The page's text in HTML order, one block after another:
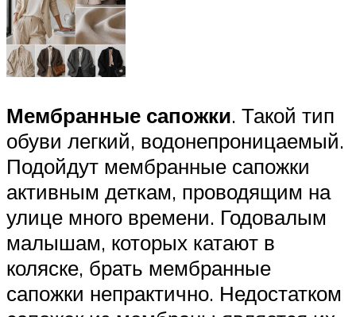
Мембранные сапожки. Такой тип
обуви легкий, водонепроницаемый.
Подойдут мембранные сапожки
активным деткам, проводящим на
улице много времени. Годовалым
малышам, которых катают в
коляске, брать мембранные
сапожки непрактично. Недостатком